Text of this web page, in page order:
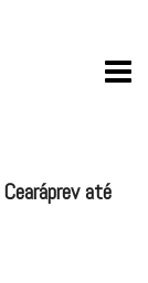
até